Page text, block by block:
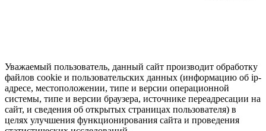
Уважаемый пользователь, данный сайт производит обработку
файлов cookie и пользовательских данных (информацию об ip-
адресе, местоположении, типе и версии операционной
системы, типе и версии браузера, источнике переадресации на
сайт, и сведения об открытых страницах пользователя) в
целях улучшения функционирования сайта и проведения